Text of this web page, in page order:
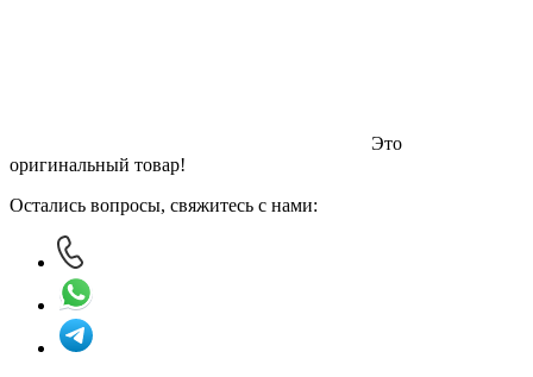
Это
оригинальный товар!
Остались вопросы, свяжитесь с нами: